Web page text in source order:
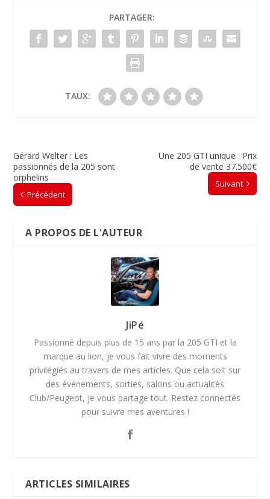
PARTAGER:
TAUX:
Gérard Welter : Les
passionnés de la 205 sont
orphelins
Précédent
Une 205 GTI unique : Prix
de vente 37.500€
Suivant
A PROPOS DE L'AUTEUR
JiPé
Passionné depuis plus de 15 ans par la 205 GTI et la
marque au lion, je vous fait vivre des moments
privilégiés au travers de mes articles. Que cela soit sur
des événements, sorties, salons ou actualités
Club/Peugeot, je vous partage tout. Restez connectés
pour suivre mes aventures !
ARTICLES SIMILAIRES